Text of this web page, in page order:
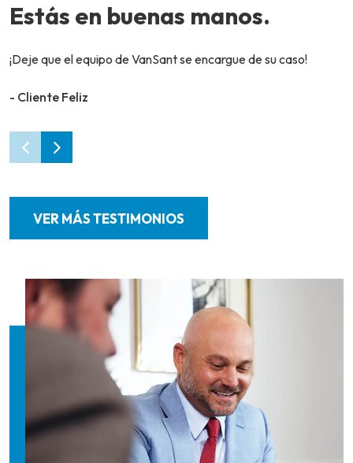
Estás en buenas manos.
¡Deje que el equipo de VanSant se encargue de su caso!
- Cliente Feliz
VER MÁS TESTIMONIOS